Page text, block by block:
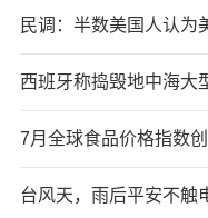
民调：半数美国人认为
西班牙称捣毁地中海大
7月全球食品价格指数
台风天，雨后平安不触